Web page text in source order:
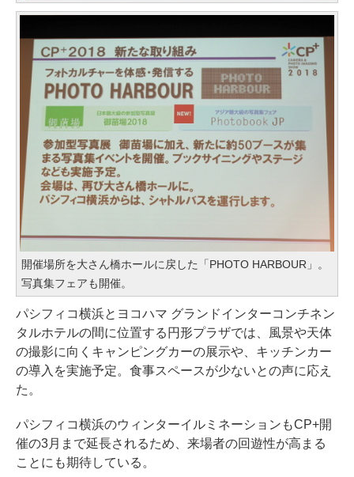
開催場所を大さん橋ホールに戻した「PHOTO HARBOUR」。
写真集フェアも開催。
パシフィコ横浜とヨコハマ グランドインターコンチネン
タルホテルの間に位置する円形プラザでは、風景や天体
の撮影に向くキャンピングカーの展示や、キッチンカー
の導入を実施予定。食事スペースが少ないとの声に応え
た。
パシフィコ横浜のウィンターイルミネーションもCP+開
催の3月まで延長されるため、来場者の回遊性が高まる
ことにも期待している。